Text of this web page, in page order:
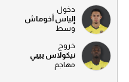
دخول
إلياس أخوماش
وسط
خروج
نيكولاس بيبي
مهاجم